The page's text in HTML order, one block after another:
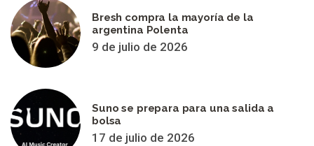
Bresh compra la mayoría de la
argentina Polenta
9 de julio de 2026
Suno se prepara para una salida a
bolsa
17 de julio de 2026